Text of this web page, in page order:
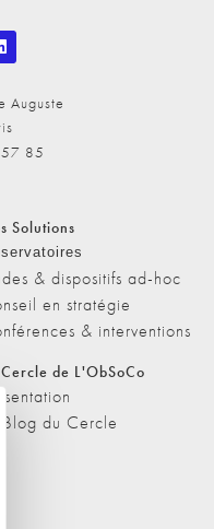
Auguste
85
Solutions
& dispositifs ad-hoc
en stratégie
& interventions
de L'ObSoCo
Blog du Cercle